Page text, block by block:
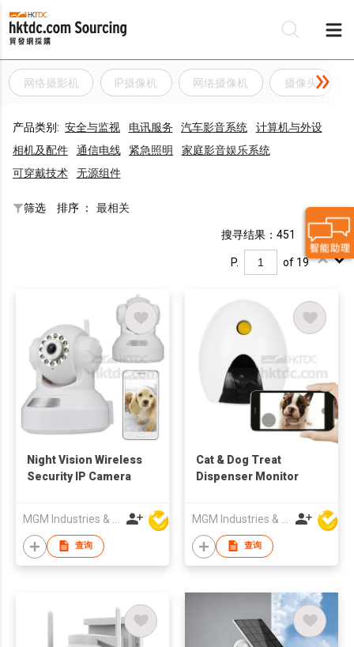
网络摄影机 IP摄像机 网络摄像机 摄像头
产品类别: 安全与监视 电讯服务 汽车影音系统
计算机与外设
相机及配件
通信电线 紧急照明
家庭影音娱乐系统
可穿戴技术
无源组件
筛选 排序 ： 最相关
搜寻结果：451
P. of 19
Night Vision Wireless
Security IP Camera
查询
Cat & Dog Treat
Dispenser Monitor
查询